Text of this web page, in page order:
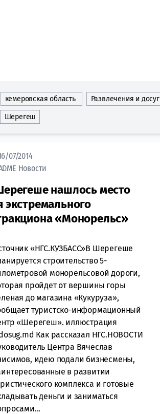
кемеровская область Развлечения и досуг
Шерегеш
07/2014
Новости
нашлось место
экстремального
«Монорельс»
«НГС.КУЗБАСС»В Шерегеше
строительство 5-
монорельсовой дороги,
пройдет от вершины горы
до магазина «Кукуруза»,
туристско-информационный
«Шерегеш». иллюстрация
Как рассказал НГС.НОВОСТИ
Центра Вячеслав
идею подали бизнесмены,
в развитии
комплекса и готовые
деньги и заниматься